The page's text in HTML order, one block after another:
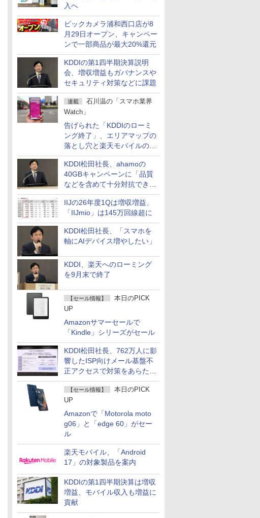
入へ
ビックカメラ浦和西口店が8
月29日オープン、キャンペー
ンで一部商品が最大20%還元
KDDIの第1四半期決算説明
会、増収増益もガバナンスや
セキュリティ対策などに課題
連載
石川温の「スマホ業界
Watch」
告げられた「KDDIのローミ
ング終了」、エリアマップの
落とし穴と楽天モバイルの課
題
KDDI松田社長、ahamoの
40GBキャンペーンに「品質
などを含めて十分対抗でき
る」
IIJの26年度1Qは増収増益、
「IIJmio」は145万回線超に
KDDI松田社長、「スマホを
軸にAIデバイス増やしたい」
KDDI、楽天へのローミング
を9月末で終了
【セール情報】
本日のPICK
UP
Amazonサマーセールで
「Kindle」シリーズがセール
KDDI松田社長、762万人に影
響したISP向けメール基盤不
正アクセスで対策をあらため
て説明
【セール情報】
本日のPICK
UP
Amazonで「Motorola moto
g06」と「edge 60」がセー
ル
楽天モバイル、「Android
17」の対象製品を案内
KDDIの第1四半期決算は増収
増益、モバイル収入も増益に
貢献